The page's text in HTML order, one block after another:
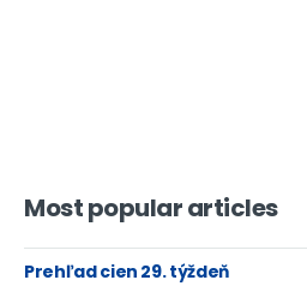
Most popular articles
Prehľad cien 29. týždeň